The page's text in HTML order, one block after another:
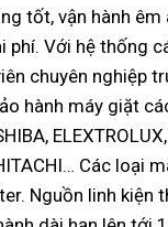
tốt, vận hành êm
phí. Với hệ thống
chuyên nghiệp
hành máy giặt
Các loại
Nguồn linh kiện